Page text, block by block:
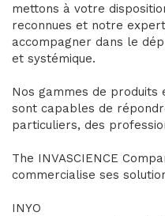
mettons à votre
reconnues et notre
accompagner dans le
et systémique.
Nos gammes de produits
sont capables de
particuliers, des
The INVASCIENCE
commercialise ses
INYO